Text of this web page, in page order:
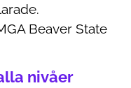
Beaver State
nivåer